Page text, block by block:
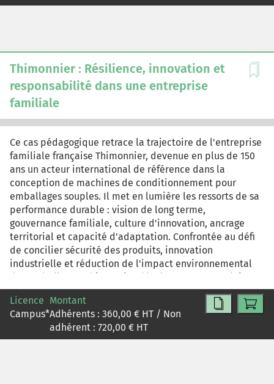
Thimonnier : Résilience, innovation et
responsabilité dans une entreprise
familiale
Ce cas pédagogique retrace la trajectoire de l'entreprise
familiale française Thimonnier, devenue en plus de 150
ans un acteur international de référence dans la
conception de machines de conditionnement pour
emballages souples. Il met en lumière les ressorts de sa
performance durable : vision de long terme,
gouvernance familiale, culture d'innovation, ancrage
territorial et capacité d'adaptation. Confrontée au défi
de concilier sécurité des produits, innovation
industrielle et réduction de l'impact environnemental
des emballages, Thimonnier développe une stratégie
d'écoconception fondée sur le principe de l'« emballage
juste ». Le cas invite ainsi à analyser les leviers de
résilience d'une entreprise familiale et les arbitrages
entre compétitivité, innovation et responsabilité
Licence
Campus*
Montant
Adhérents : 360,00 € HT / Non
adhérent : 720,00 € HT